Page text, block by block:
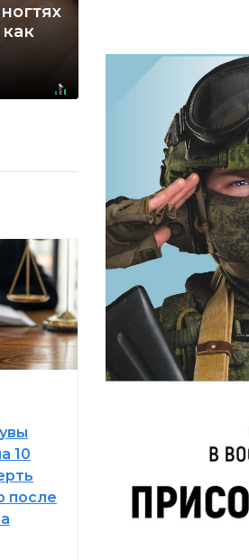
метод
вы будете
смеяться долго
10
после